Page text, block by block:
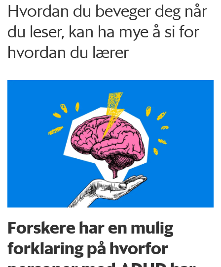
Hvordan du beveger deg når
du leser, kan ha mye å si for
hvordan du lærer
Forskere har en mulig
forklaring på hvorfor